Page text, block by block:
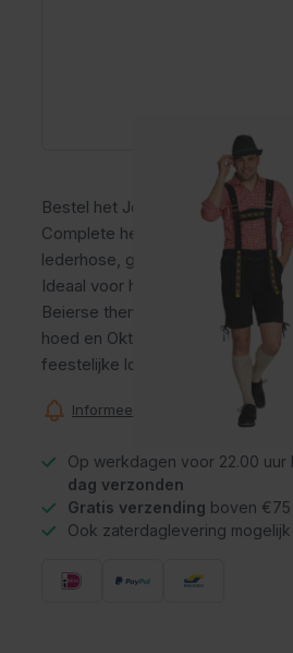
Bestel het Johann Kort Zwart
Complete heren Oktoberfest
lederhose, geruit trachtenhemd
Ideaal voor het Oktoberfest,
Beierse themafeesten. Uit te
hoed en Oktoberfest schoenen
feestelijke look.
Informeer mij wanneer dit
Op werkdagen voor 22.00 uur
dag verzonden
Gratis verzending boven €75
Ook zaterdaglevering mogelijk